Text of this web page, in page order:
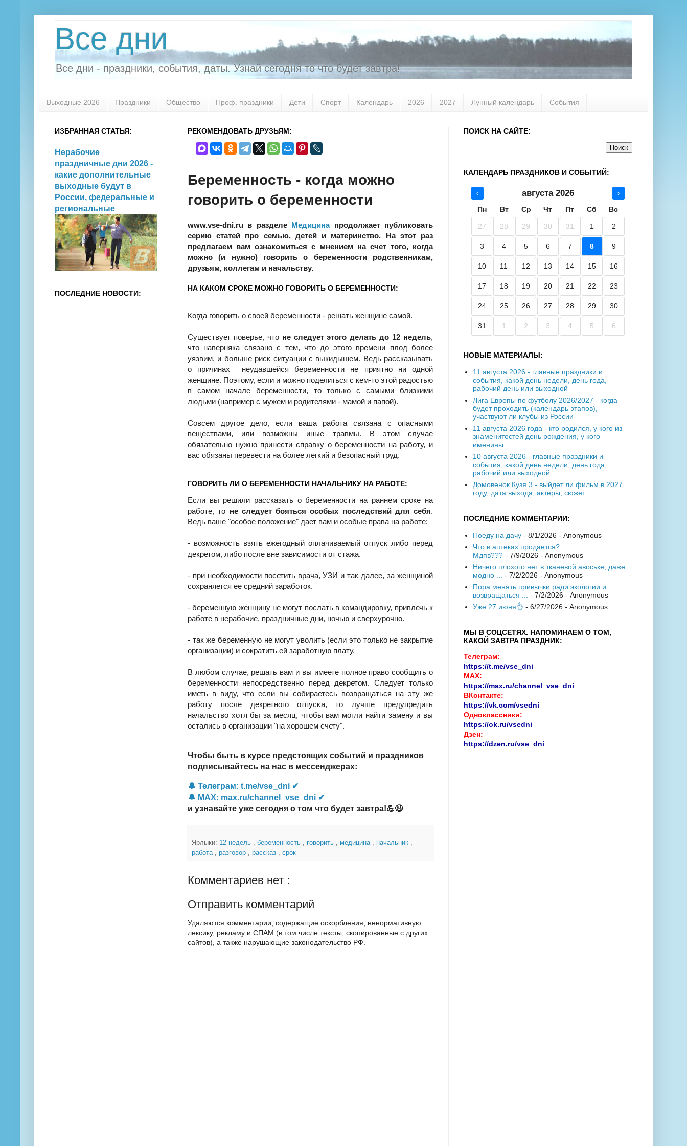
Все дни
Все дни - праздники, события, даты. Узнай сегодня то что будет завтра!
Выходные 2026 Праздники Общество Проф. праздники Дети Спорт Календарь 2026 2027 Лунный календарь События
РЕКОМЕНДОВАТЬ ДРУЗЬЯМ:
Беременность - когда можно
говорить о беременности
www.vse-dni.ru в разделе Медицинапродолжает публиковать
серию статей про семью, детей и материнство. На этот раз
предлагаем вам ознакомиться с мнением на счет того, когда
можно (и нужно) говорить о беременности родственникам,
друзьям, коллегам и начальству.
НА КАКОМ СРОКЕ МОЖНО ГОВОРИТЬ О БЕРЕМЕННОСТИ:
Когда говорить о своей беременности - решать женщине самой.
Существует поверье, что не следует этого делать до 12 недель,
что наверняка связано с тем, что до этого времени плод более
уязвим, и больше риск ситуации с выкидышем. Ведь рассказывать
о причинах неудавшейся беременности не приятно ни одной
женщине. Поэтому, если и можно поделиться с кем-то этой радостью
в самом начале беременности, то только с самыми близкими
людьми (например с мужем и родителями - мамой и папой).
Совсем другое дело, если ваша работа связана с опасными
веществами, или возможны иные травмы. В этом случае
обязательно нужно принести справку о беременности на работу, и
вас обязаны перевести на более легкий и безопасный труд.
ГОВОРИТЬ ЛИ О БЕРЕМЕННОСТИ НАЧАЛЬНИКУ НА РАБОТЕ:
Если вы решили рассказать о беременности на раннем сроке на
работе, то не следует бояться особых последствий для себя.
Ведь ваше "особое положение" дает вам и особые права на работе:
- возможность взять ежегодный оплачиваемый отпуск либо перед
декретом, либо после вне зависимости от стажа.
- при необходимости посетить врача, УЗИ и так далее, за женщиной
сохраняется ее средний заработок.
- беременную женщину не могут послать в командировку, привлечь к
работе в нерабочие, праздничные дни, ночью и сверхурочно.
- так же беременную не могут уволить (если это только не закрытие
организации) и сократить ей заработную плату.
В любом случае, решать вам и вы имеете полное право сообщить о
беременности непосредственно перед декретом. Следует только
иметь в виду, что если вы собираетесь возвращаться на эту же
работу после декретного отпуска, то лучше предупредить
начальство хотя бы за месяц, чтобы вам могли найти замену и вы
остались в организации "на хорошем счету".
Чтобы быть в курсе предстоящих событий и праздников
подписывайтесь на нас в мессенджерах:
🔔 Телеграм: t.me/vse_dni ✔
🔔 MAX: max.ru/channel_vse_dni ✔
и узнавайте уже сегодня о том что будет завтра!💪😉
Ярлыки: 12 недель беременность говорить медицина начальник
работа
разговор рассказ срок
Комментариев нет :
Отправить комментарий
Удаляются комментарии, содержащие оскорбления, ненормативную
лексику, рекламу и СПАМ (в том числе тексты, скопированные с других
сайтов), а также нарушающие законодательство РФ.
ИЗБРАННАЯ СТАТЬЯ:
Нерабочие
праздничные дни 2026 -
какие дополнительные
выходные будут в
России, федеральные и
региональные
ПОСЛЕДНИЕ НОВОСТИ:
ПОИСК НА САЙТЕ:
КАЛЕНДАРЬ ПРАЗДНИКОВ И СОБЫТИЙ:
‹ августа 2026 ›
Пн Вт Ср Чт Пт Сб Вс
27 28 29 30 31 1 2
3 4 5 6 7 8 9
10 11 12 13 14 15 16
17 18 19 20 21 22 23
24 25 26 27 28 29 30
31 1 2 3 4 5 6
НОВЫЕ МАТЕРИАЛЫ:
11 августа 2026 - главные праздники и
события, какой день недели, день года,
рабочий день или выходной
Лига Европы по футболу 2026/2027 - когда
будет проходить (календарь этапов),
участвуют ли клубы из России
11 августа 2026 года - кто родился, у кого из
знаменитостей день рождения, у кого
именины
10 августа 2026 - главные праздники и
события, какой день недели, день года,
рабочий или выходной
Домовенок Кузя 3 - выйдет ли фильм в 2027
году, дата выхода, актеры, сюжет
ПОСЛЕДНИЕ КОММЕНТАРИИ:
Поеду на дачу- 8/1/2026 - Anonymous
Что в аптеках продается?
Мдпв???- 7/9/2026 - Anonymous
Ничего плохого нет в тканевой авоське, даже
модно ... - 7/2/2026 - Anonymous
Пора менять привычки ради экологии и
возвращаться ... - 7/2/2026 - Anonymous
Уже 27 июня👌 - 6/27/2026 - Anonymous
МЫ В СОЦСЕТЯХ. НАПОМИНАЕМ О ТОМ,
КАКОЙ ЗАВТРА ПРАЗДНИК:
Телеграм:
https://t.me/vse_dni
MAX:
https://max.ru/channel_vse_dni
ВКонтакте:
https://vk.com/vsedni
Одноклассники:
https://ok.ru/vsedni
Дзен:
https://dzen.ru/vse_dni